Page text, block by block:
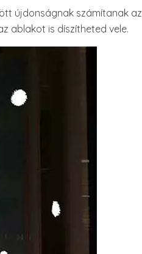
újdonságnak számítanak az
ablakot is díszítheted vele.